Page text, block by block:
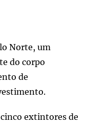
Norte, um
do corpo
de
extintores de